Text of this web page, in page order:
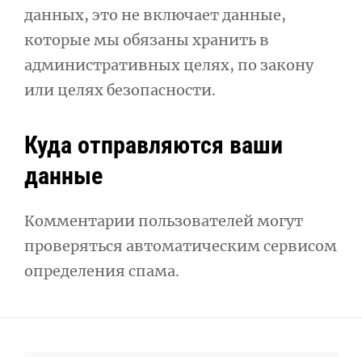
данных, это не включает данные,
которые мы обязаны хранить в
административных целях, по закону
или целях безопасности.
Куда отправляются ваши
данные
Комментарии пользователей могут
проверяться автоматическим сервисом
определения спама.